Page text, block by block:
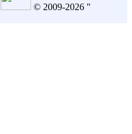
© 2009-2026 "